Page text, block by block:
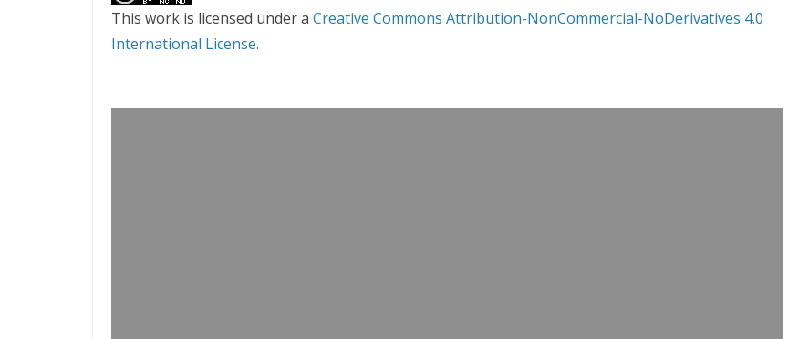
This work is licensed under a Creative Commons Attribution-NonCommercial-NoDerivatives 4.0
International License.